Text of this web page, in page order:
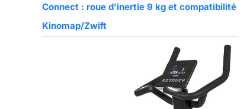
Connect : roue d’inertie 9 kg et compatibilité
Kinomap/Zwift